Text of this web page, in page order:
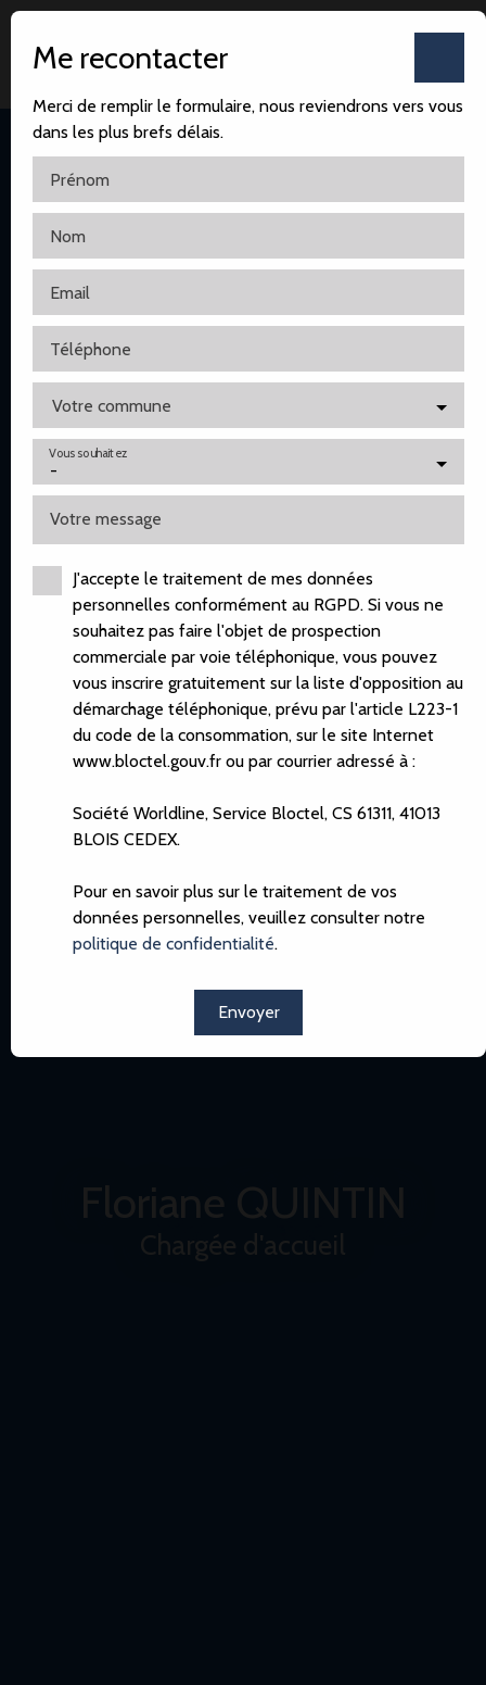
Accueil Notre agence Nos ventes Nos
Chargée d'accueil
Me recontacter
Merci de remplir le formulaire, nous reviendrons vers vous
dans les plus brefs délais.
Prénom
Nom
Email
Téléphone
Votre commune
-
Vous souhaitez
Votre message
J'accepte le traitement de mes données
personnelles conformément au RGPD. Si vous ne
souhaitez pas faire l'objet de prospection
commerciale par voie téléphonique, vous pouvez
vous inscrire gratuitement sur la liste d'opposition au
démarchage téléphonique, prévu par l'article L223-1
du code de la consommation, sur le site Internet
www.bloctel.gouv.fr ou par courrier adressé à :
Société Worldline, Service Bloctel, CS 61311, 41013
BLOIS CEDEX.
Pour en savoir plus sur le traitement de vos
données personnelles, veuillez consulter notre
politique de confidentialité.
Envoyer